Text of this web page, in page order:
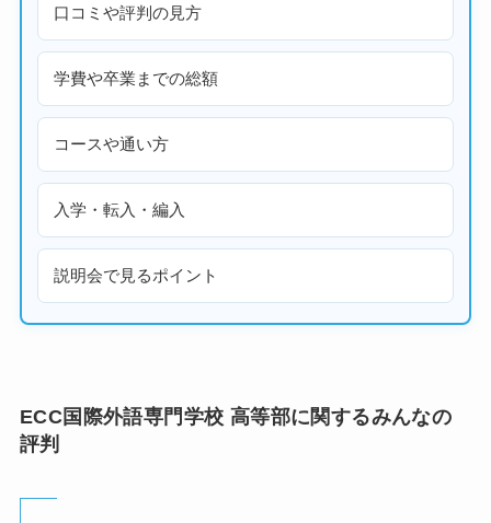
口コミや評判の見方
学費や卒業までの総額
コースや通い方
入学・転入・編入
説明会で見るポイント
ECC国際外語専門学校 高等部に関するみんなの
評判